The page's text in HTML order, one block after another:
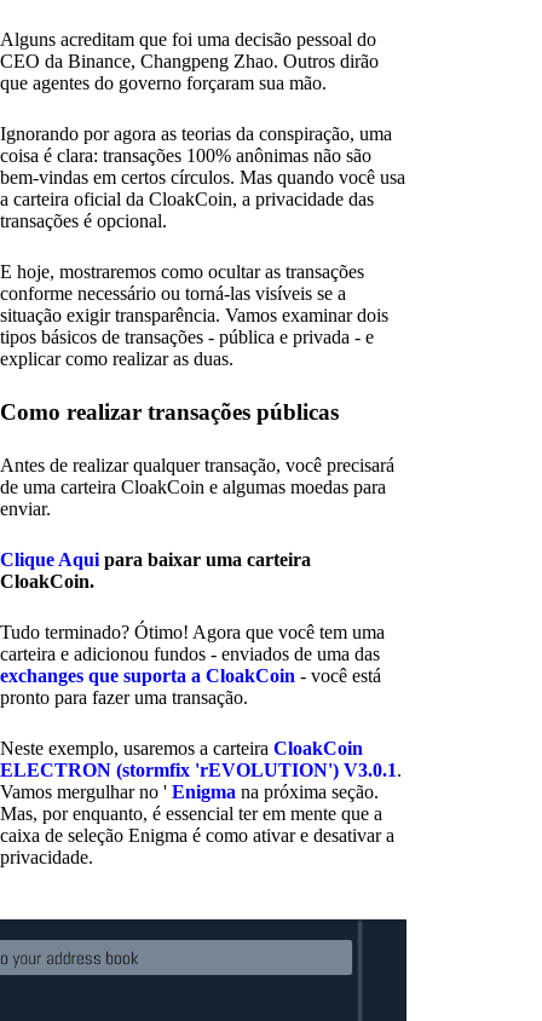
Alguns acreditam que foi uma decisão pessoal do
CEO da Binance, Changpeng Zhao. Outros dirão
que agentes do governo forçaram sua mão.
Ignorando por agora as teorias da conspiração, uma
coisa é clara: transações 100% anônimas não são
bem-vindas em certos círculos. Mas quando você usa
a carteira oficial da CloakCoin, a privacidade das
transações é opcional.
E hoje, mostraremos como ocultar as transações
conforme necessário ou torná-las visíveis se a
situação exigir transparência. Vamos examinar dois
tipos básicos de transações - pública e privada - e
explicar como realizar as duas.
Como realizar transações públicas
Antes de realizar qualquer transação, você precisará
de uma carteira CloakCoin e algumas moedas para
enviar.
Clique Aqui para baixar uma carteira
CloakCoin.
Tudo terminado? Ótimo! Agora que você tem uma
carteira e adicionou fundos - enviados de uma das
exchanges que suporta a CloakCoin - você está
pronto para fazer uma transação.
Neste exemplo, usaremos a carteira CloakCoin
ELECTRON (stormfix 'rEVOLUTION') V3.0.1.
Vamos mergulhar no ' Enigma na próxima seção.
Mas, por enquanto, é essencial ter em mente que a
caixa de seleção Enigma é como ativar e desativar a
privacidade.